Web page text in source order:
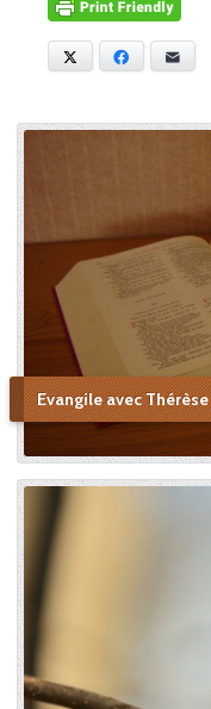
Facebook
Evangile avec Thérèse